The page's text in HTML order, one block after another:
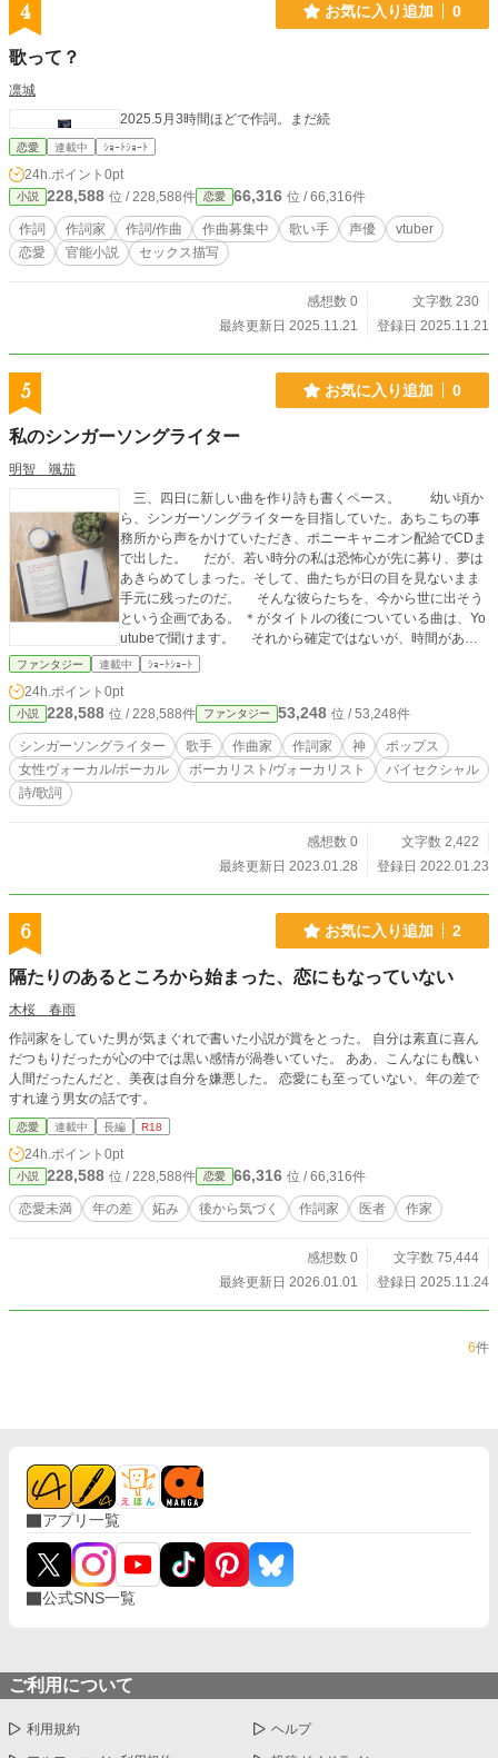
4 お気に入り追加 0
歌って？
凛城
2025.5月3時間ほどで作詞。まだ続
恋愛 連載中 ｼｮｰﾄｼｮｰﾄ
24h.ポイント 0pt
小説 228,588 位 / 228,588件 恋愛 66,316 位 / 66,316件
作詞 作詞家 作詞/作曲 作曲募集中 歌い手 声優
vtuber
恋愛
官能小説 セックス描写
感想数 0
文字数 230
最終更新日 2025.11.21
登録日 2025.11.21
5 お気に入り追加 0
私のシンガーソングライター
明智 颯茄
三、四日に新しい曲を作り詩も書くペース。 幼い頃か
ら、シンガーソングライターを目指していた。あちこちの事
務所から声をかけていただき、ポニーキャニオン配給でCDま
で出した。 だが、若い時分の私は恐怖心が先に募り、夢は
あきらめてしまった。そして、曲たちが日の目を見ないまま
手元に残ったのだ。 そんな彼らたちを、今から世に出そう
という企画である。 ＊がタイトルの後についている曲は、Yo
utubeで聞けます。 それから確定ではないが、時間があれ
ば、YouTubeで打ち込みで完成させた曲をアップロードする
ファンタジー 連載中 ｼｮｰﾄｼｮｰﾄ
24h.ポイント 0pt
小説 228,588 位 / 228,588件 ファンタジー 53,248 位 / 53,248件
シンガーソングライター 歌手 作曲家 作詞家 神
ポップス
女性ヴォーカル/ボーカル
ボーカリスト/ヴォーカリスト
バイセクシャル
詩/歌詞
感想数 0
文字数 2,422
最終更新日 2023.01.28
登録日 2022.01.23
6 お気に入り追加 2
隔たりのあるところから始まった、恋にもなっていない
木桜 春雨
作詞家をしていた男が気まぐれで書いた小説が賞をとった。 自分は素直に喜ん
だつもりだったが心の中では黒い感情が渦巻いていた。 ああ、こんなにも醜い
人間だったんだと、美夜は自分を嫌悪した。 恋愛にも至っていない、年の差で
すれ違う男女の話です。
恋愛 連載中 長編 R18
24h.ポイント 0pt
小説 228,588 位 / 228,588件 恋愛 66,316 位 / 66,316件
恋愛未満 年の差 妬み 後から気づく 作詞家 医者 作家
感想数 0
文字数 75,444
最終更新日 2026.01.01
登録日 2025.11.24
6件
アプリ一覧
公式SNS一覧
ご利用について
利用規約 ヘルプ